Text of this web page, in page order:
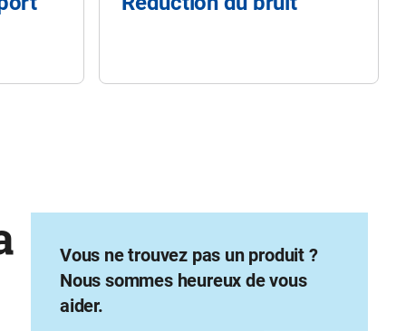
Vous ne trouvez pas un produit ?
Nous sommes heureux de vous
aider.